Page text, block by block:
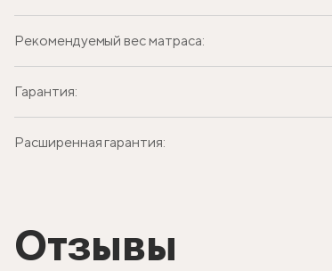
Рекомендуемый вес матраса:
Гарантия:
Расширенная гарантия:
Отзывы